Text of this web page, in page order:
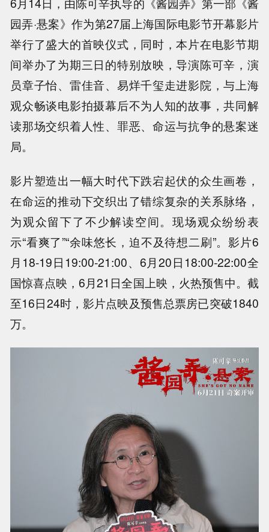
园弄·悬案》作为第27届上海国际电影节开幕影片
举行了盛大的首映仪式，同时，本片在电影节期
间举办了为期三日的特别放映，导演陈可辛，演
员章子怡、雷佳音、易烊千玺走进影院，与上海
观众畅谈电影拍摄幕后不为人知的故事，共同解
读那场交织着人性、罪恶、命运与抗争的悬案迷
局。
影片塑造出一幅大时代下跌宕起伏的众生画卷，
在命运的推动下交织出了错综复杂的关系脉络，
为观众留下了不少解读空间。现场观众纷纷表
示“看爽了”“余味悠长，迫不及待想二刷”。影片6
月18-19日19:00-21:00、6月20日18:00-22:00全
国惊喜点映，6月21日全国上映，火热预售中。截
至16日24时，影片点映及预售总票房已突破1840
万。